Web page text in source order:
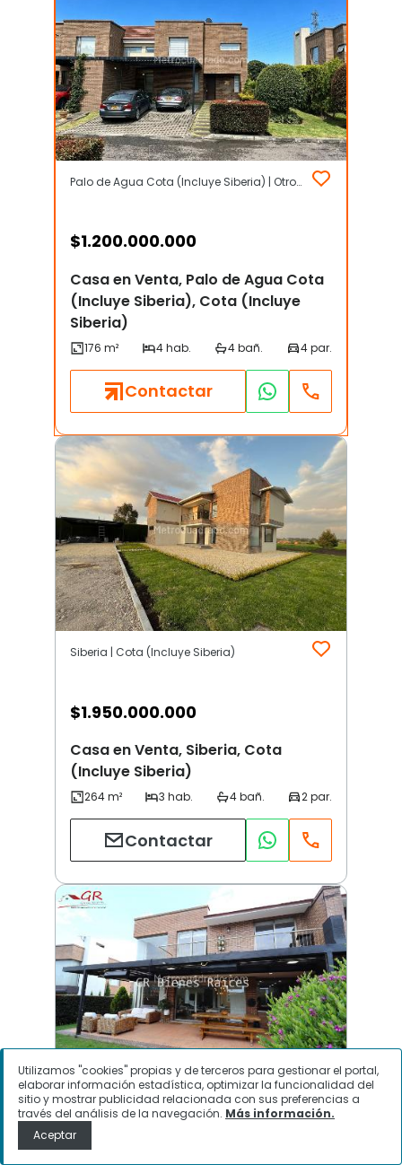
Palo de Agua Cota (Incluye Siberia) | Otros | Cota (Incluye Siberia)
$1.200.000.000
Casa en Venta, Palo de Agua Cota
(Incluye Siberia), Cota (Incluye
Siberia)
Contactar
Siberia | Cota (Incluye Siberia)
$1.950.000.000
Casa en Venta, Siberia, Cota
(Incluye Siberia)
Contactar
Via Siberia Cota | Cota (Incluye Siberia)
Utilizamos "cookies" propias y de terceros para gestionar el portal,
elaborar información estadística, optimizar la funcionalidad del
sitio y mostrar publicidad relacionada con sus preferencias a
través del análisis de la navegación. Más información.
Aceptar